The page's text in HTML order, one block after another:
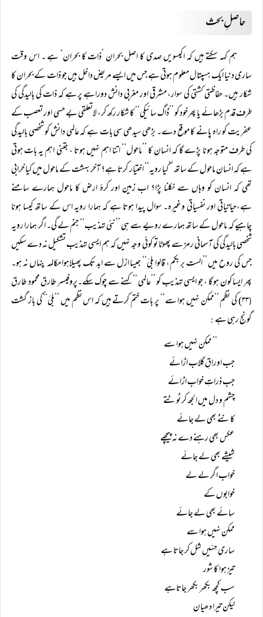
حاصلِ بحث
ہم کہہ سکتے ہیں کہ اکیسویں صدی کا اصل بحران ’ذات کا بحران‘ ہے ۔ اس وقت
ساری دنیا ایک ہسپتال معلوم ہوتی ہے جس میں ایسے مریض داخل ہیں جو ذات کے بحران کا
شکار ہیں۔ حفاظتی کشتی کی سوار، مشرقی اور مغربی دانش دوراہے پر ہے کہ ذات کی بالیدگی کی
طرف قدم بڑھائے یا پھرخود کو ’’ڈاگ سائیکی‘‘ کا شکار رکھ کر، لاتعلقی بے حسی اور تعصب کے
عفریت کو راہ پانے کا موقع دے۔ بڑھی سیدھی سی بات ہے کہ عالمی دانش کو شخصی بالیدگی
کی طرف متوجہ ہونا پڑے گا کہ انسان کا ’’ماحول‘‘ اتنا اہم نہیں ہوتا ، جتنی اہم یہ بات ہوتی
ہے کہ انسان ماحول کے ساتھ ’’کیا رویہ‘‘ اختیار کرتا ہے؟ آخر بہشت کے ماحول میں کیا خرابی
تھی کہ انسان کو وہاں سے نکلنا پڑا؟ اب زمین اور کرۂ ارض کا ماحول ہمارے سامنے
ہے،حیاتیاتی اور نفسیاتی وغیرہ۔ سوال پیدا ہوتا ہے کہ ہمارا رویہ اس کے ساتھ کیسا ہونا
چاہیے کہ ماحول کے ساتھ ہمارے رویے سے ہی ’’نئی تہذیب‘‘ جنم لے گی۔ اگر ہمارا رویہ
شخصی بالیدگی کی آسمانی رمز سے پھوٹا تو کوئی وجہ نہیں کہ ہم ایسی تہذیب تشکیل نہ دے سکیں
جس کی روح میں ’’الست بربکم، قالوا بلیٰ‘‘ جیسا ازل سے ابد تک پھیلاہوا مکالمہ پنہاں نہ ہو۔
پھر ایسا کون ہو گا ، جو ایسی تہذیب کو ’’عالمی ‘‘ کہنے سے چوک سکے۔پروفیسر طارق محمود طارق
(
۳۳) کی نظم ’’ممکن نہیں ہوا سے‘‘ پر بات ختم کرتے ہیں کہ اس نظم میں ’’بلیٰ‘‘ کی باز گشت
گونج رہی ہے :
’’ ممکن نہیں ہوا سے
جب اوراقِ گلاب اڑائے
جب ذراتِ خواب اڑائے
چشم و دل میں الجھ کر ٹوٹتے
کانٹے بھی لے جائے
عکس بھی رہنے دے نہ پیچھے
شیشے بھی لے جائے
خواب اگر لے لے
خوابوں کے
سائے بھی لے جائے
ممکن نہیں ہوا سے
ساری حِسّیں شل کر جاتا ہے
تیز ہوا کا شور
سب کچھ بکھر بکھر جاتاہے
لیکن تیرا دھیان